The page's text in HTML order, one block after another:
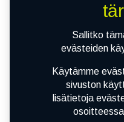
Sallitko
evästeiden
Käytämme
sivuston
lisätietoja
osoitteessa